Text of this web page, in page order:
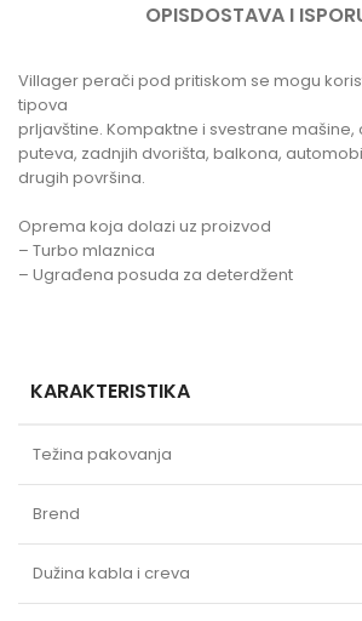
OPISDOSTAVA I
Villager perači pod pritiskom se mogu
tipova
prljavštine. Kompaktne i svestrane
puteva, zadnjih dvorišta, balkona,
drugih površina.
Oprema koja dolazi uz proizvod
– Turbo mlaznica
– Ugrađena posuda za deterdžent
KARAKTERISTIKA
Težina pakovanja
Brend
Dužina kabla i creva